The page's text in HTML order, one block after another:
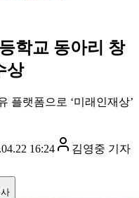
학교 동아리 창
상
플랫폼으로 ‘미래인재상’
16:24 김영중 기자